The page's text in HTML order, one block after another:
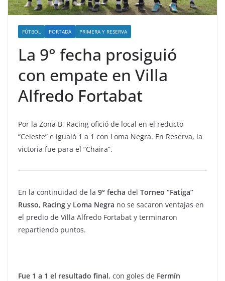
FÚTBOL PORTADA PRIMERA Y RESERVA
La 9° fecha prosiguió
con empate en Villa
Alfredo Fortabat
Por la Zona B, Racing ofició de local en el reducto
“Celeste” e igualó 1 a 1 con Loma Negra. En Reserva, la
victoria fue para el “Chaira”.
En la continuidad de la 9° fecha del Torneo “Fatiga”
Russo, Racing y Loma Negra no se sacaron ventajas en
el predio de Villa Alfredo Fortabat y terminaron
repartiendo puntos.
Fue 1 a 1 el resultado final, con goles de Fermín